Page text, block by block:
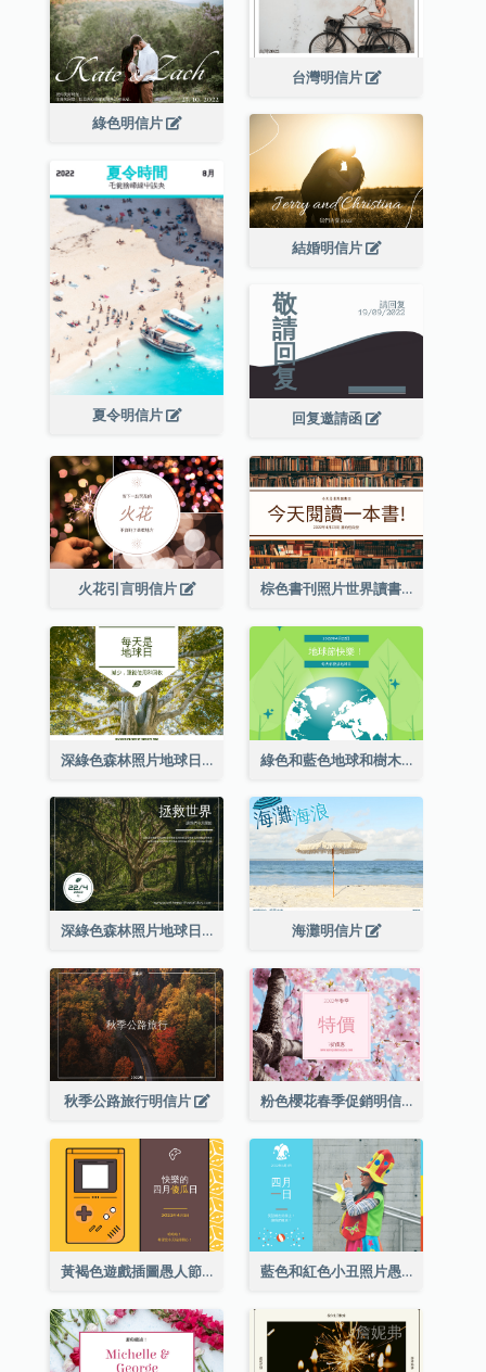
台灣明信片
綠色明信片
結婚明信片
夏令明信片 回复邀請函
火花引言明信片 棕色書刊照片世界讀書日明信片
深綠色森林照片地球日明信片 綠色和藍色地球和樹木插圖地球日明信片
深綠色森林照片地球日明信片 海灘明信片
秋季公路旅行明信片 粉色櫻花春季促銷明信片
黃褐色遊戲插圖愚人節明信片 藍色和紅色小丑照片愚人節明信片